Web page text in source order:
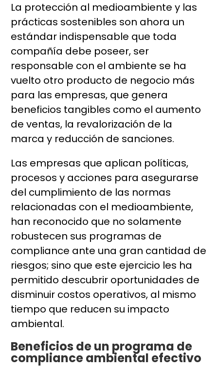
La protección al medioambiente y las
prácticas sostenibles son ahora un
estándar indispensable que toda
compañía debe poseer, ser
responsable con el ambiente se ha
vuelto otro producto de negocio más
para las empresas, que genera
beneficios tangibles como el aumento
de ventas, la revalorización de la
marca y reducción de sanciones.
Las empresas que aplican políticas,
procesos y acciones para asegurarse
del cumplimiento de las normas
relacionadas con el medioambiente,
han reconocido que no solamente
robustecen sus programas de
compliance ante una gran cantidad de
riesgos; sino que este ejercicio les ha
permitido descubrir oportunidades de
disminuir costos operativos, al mismo
tiempo que reducen su impacto
ambiental.
Beneficios de un programa de
compliance ambiental efectivo